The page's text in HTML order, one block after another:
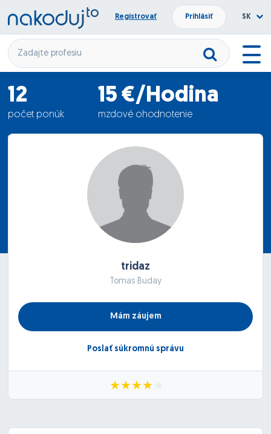
Registrovať Prihlásiť SK
12
počet ponúk
15 €/Hodina
mzdové ohodnotenie
19.08.2011
tridaz
Tomas Buday
Mám záujem
Poslať súkromnú správu